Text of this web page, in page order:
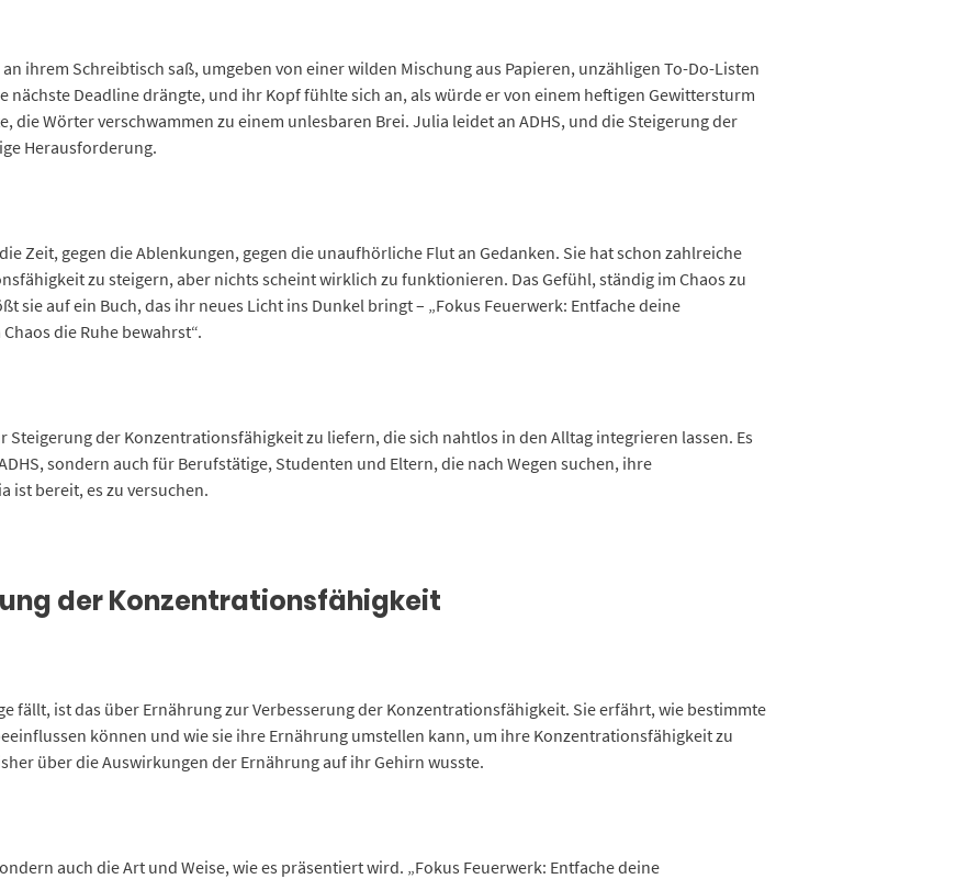
ihrem Schreibtisch saß, umgeben von einer wilden Mischung aus Papieren, unzähligen To-Do-Listen
nächste Deadline drängte, und ihr Kopf fühlte sich an, als würde er von einem heftigen Gewittersturm
die Wörter verschwammen zu einem unlesbaren Brei. Julia leidet an ADHS, und die Steigerung der
Herausforderung.
Zeit, gegen die Ablenkungen, gegen die unaufhörliche Flut an Gedanken. Sie hat schon zahlreiche
zu steigern, aber nichts scheint wirklich zu funktionieren. Das Gefühl, ständig im Chaos zu
sie auf ein Buch, das ihr neues Licht ins Dunkel bringt – „Fokus Feuerwerk: Entfache deine
die Ruhe bewahrst“.
Steigerung der Konzentrationsfähigkeit zu liefern, die sich nahtlos in den Alltag integrieren lassen. Es
sondern auch für Berufstätige, Studenten und Eltern, die nach Wegen suchen, ihre
ist bereit, es zu versuchen.
der Konzentrationsfähigkeit
fällt, ist das über Ernährung zur Verbesserung der Konzentrationsfähigkeit. Sie erfährt, wie bestimmte
können und wie sie ihre Ernährung umstellen kann, um ihre Konzentrationsfähigkeit zu
über die Auswirkungen der Ernährung auf ihr Gehirn wusste.
auch die Art und Weise, wie es präsentiert wird. „Fokus Feuerwerk: Entfache deine